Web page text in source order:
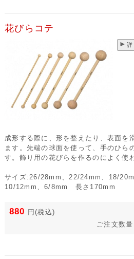
花びらコテ
詳
成形する際に、形を整えたり、表面を
ます。先端の球面を使って、手のひら
す。飾り用の花びらを作るのによく使
サイズ:26/28mm、22/24mm、18/
10/12mm、6/8mm 長さ170mm
880 円(税込)
ご注文数量